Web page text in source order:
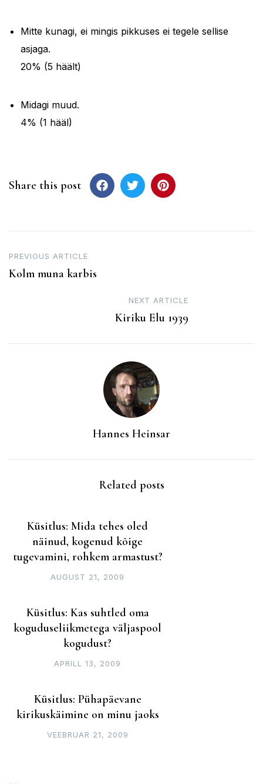
Mitte kunagi, ei mingis pikkuses ei tegele sellise
asjaga.
20% (5 häält)
Midagi muud.
4% (1 hääl)
Share this post
Post
navigation
PREVIOUS ARTICLE
Kolm muna karbis
NEXT ARTICLE
Kiriku Elu 1939
Hannes Heinsar
Related posts
Küsitlus: Mida tehes oled
näinud, kogenud kõige
tugevamini, rohkem armastust?
AUGUST 21, 2009
Küsitlus: Kas suhtled oma
koguduseliikmetega väljaspool
kogudust?
APRILL 13, 2009
Küsitlus: Pühapäevane
kirikuskäimine on minu jaoks
VEEBRUAR 21, 2009